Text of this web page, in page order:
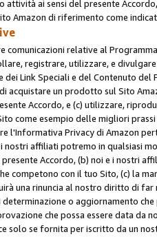
attività ai sensi del presente
Amazon di riferimento come
comunicazioni relative al
registrare, utilizzare, e
dei Link Speciali e del Contenuto
acquistare un prodotto sul Sito
Accordo, e (c) utilizzare,
come esempio delle migliori
l'Informativa Privacy di Amazon
i nostri affiliati potremo in qualsiasi
Accordo, (b) noi e i nostri
competono con il tuo Sito, (c) la
una rinuncia al nostro diritto di
determinazione o aggiornamento
che possa essere data
solo se fornita per iscritto da un